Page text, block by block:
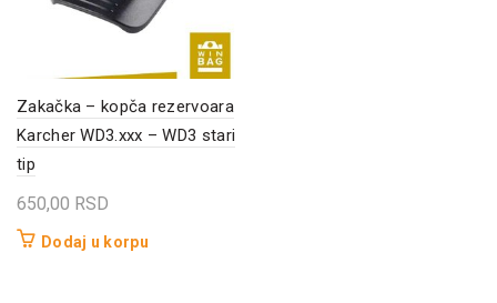
Zakačka – kopča rezervoara
Karcher WD3.xxx – WD3 stari
tip
650,00 RSD
Dodaj u korpu